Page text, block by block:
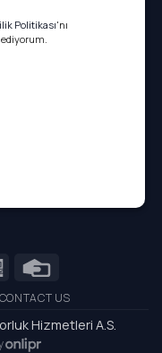
Politikası'nı
American
CONTACT US
Hizmetleri A.S.